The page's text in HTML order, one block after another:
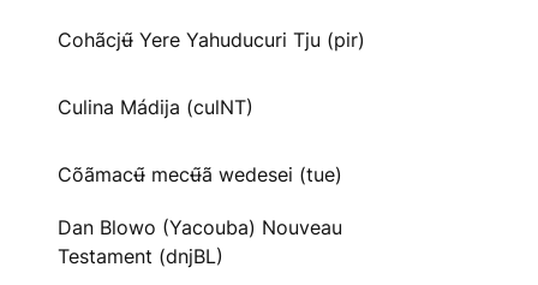
Cohãcjʉ̃ Yere Yahuducuri Tju (pir)
Culina Mádija (culNT)
Cõãmacʉ̃ mecʉ̃ã wedesei (tue)
Dan Blowo (Yacouba) Nouveau
Testament (dnjBL)